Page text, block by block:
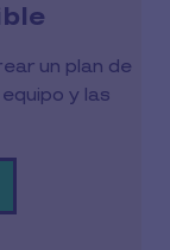
un plan de
y las